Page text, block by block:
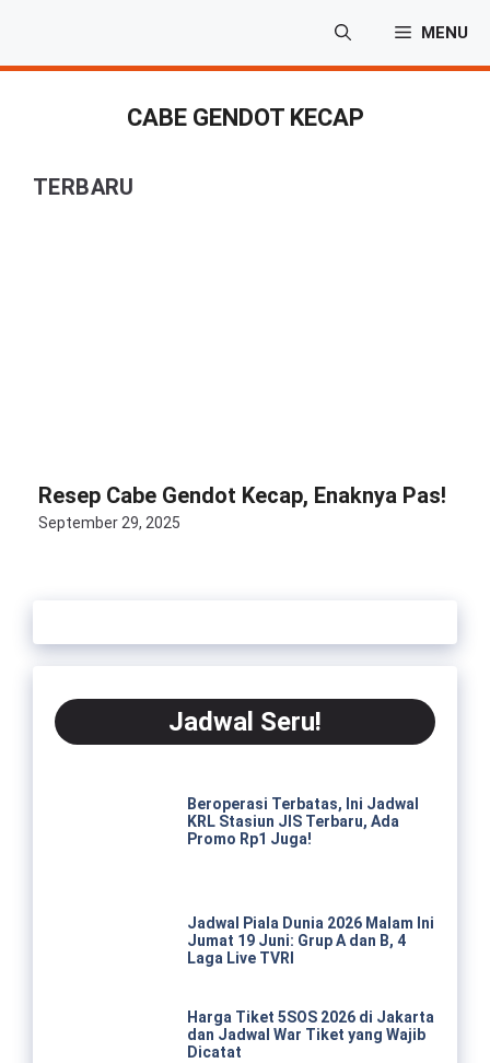
isi
MENU
CABE GENDOT KECAP
TERBARU
Resep Cabe Gendot Kecap, Enaknya Pas!
September 29, 2025
Jadwal Seru!
Beroperasi Terbatas, Ini Jadwal
KRL Stasiun JIS Terbaru, Ada
Promo Rp1 Juga!
Jadwal Piala Dunia 2026 Malam Ini
Jumat 19 Juni: Grup A dan B, 4
Laga Live TVRI
Harga Tiket 5SOS 2026 di Jakarta
dan Jadwal War Tiket yang Wajib
Dicatat